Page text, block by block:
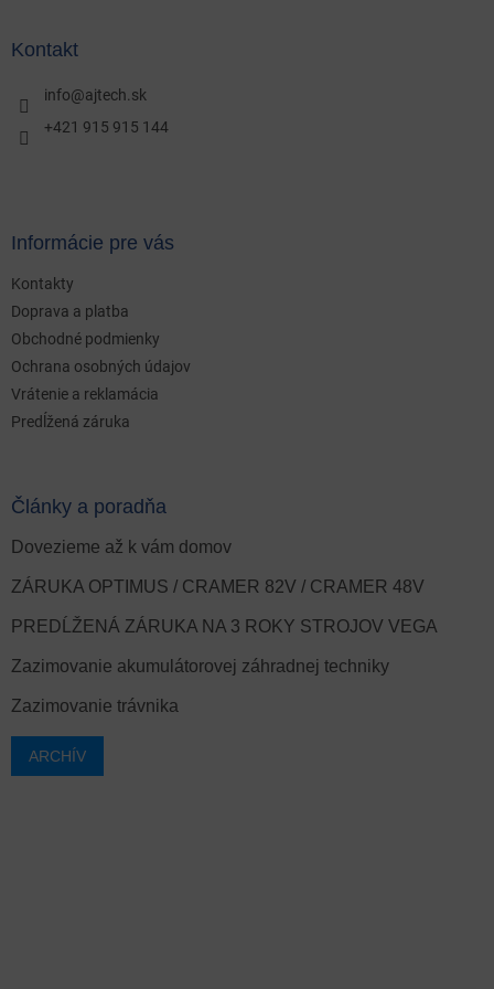
Kontakt
info@ajtech.sk
+421 915 915 144
Informácie pre vás
Kontakty
Doprava a platba
Obchodné podmienky
Ochrana osobných údajov
Vrátenie a reklamácia
Predĺžená záruka
Články a poradňa
Dovezieme až k vám domov
ZÁRUKA OPTIMUS / CRAMER 82V / CRAMER 48V
PREDĹŽENÁ ZÁRUKA NA 3 ROKY STROJOV VEGA
Zazimovanie akumulátorovej záhradnej techniky
Zazimovanie trávnika
ARCHÍV